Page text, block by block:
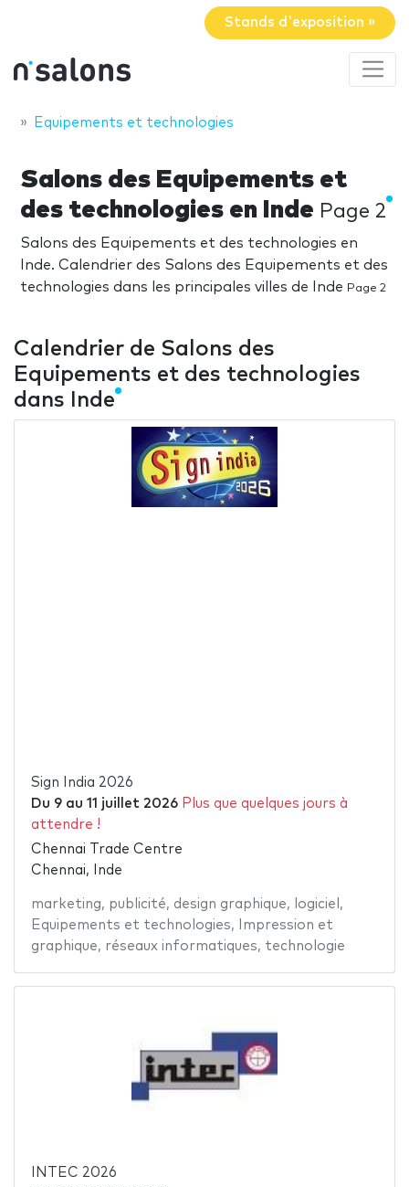
Stands d'exposition »
Equipements et technologies
Salons des Equipements et
des technologies en Inde Page 2
Salons des Equipements et des technologies en
Inde. Calendrier des Salons des Equipements et des
technologies dans les principales villes de Inde Page 2
Calendrier de Salons des
Equipements et des technologies
dans Inde
Sign India 2026
Du 9au 11 juillet 2026 Plus que quelques jours à
attendre !
Chennai Trade Centre
Chennai, Inde
marketing, publicité, design graphique, logiciel ,
Equipements et technologies,
Impression et
graphique, réseaux informatiques, technologie
INTEC 2026